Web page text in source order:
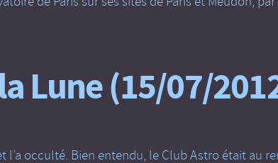
Lune (15/07/
occulté. Bien entendu, le Club Astro était au